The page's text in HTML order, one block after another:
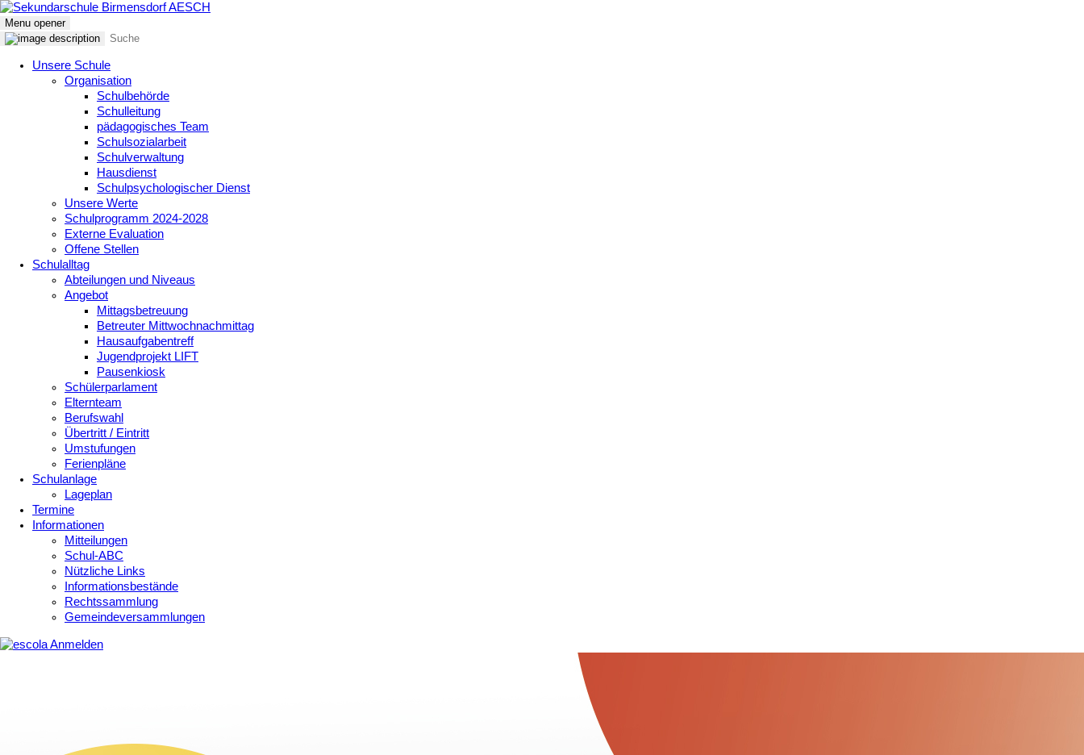
Menu opener
Unsere Schule
Organisation
Schulbehörde
Schulleitung
pädagogisches Team
Schulsozialarbeit
Schulverwaltung
Hausdienst
Schulpsychologischer Dienst
Unsere Werte
Schulprogramm 2024-2028
Externe Evaluation
Offene Stellen
Schulalltag
Abteilungen und Niveaus
Angebot
Mittagsbetreuung
Betreuter Mittwochnachmittag
Hausaufgabentreff
Jugendprojekt LIFT
Pausenkiosk
Schülerparlament
Elternteam
Berufswahl
Übertritt / Eintritt
Umstufungen
Ferienpläne
Schulanlage
Lageplan
Termine
Informationen
Mitteilungen
Schul-ABC
Nützliche Links
Informationsbestände
Rechtssammlung
Gemeindeversammlungen
Anmelden